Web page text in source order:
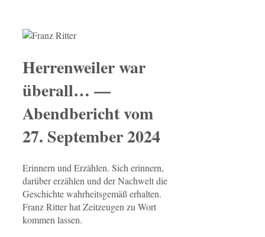
Herrenweiler war
überall… —
Abendbericht vom
27. September 2024
Erinnern und Erzählen. Sich erinnern,
darüber erzählen und der Nachwelt die
Geschichte wahrheitsgemäß erhalten.
Franz Ritter hat Zeitzeugen zu Wort
kommen lassen.